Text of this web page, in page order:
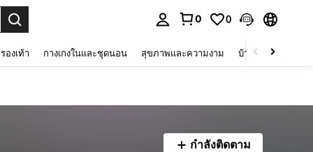
0 0
รองเท้า กางเกงในและชุดนอน สุขภาพและความงาม บ้านและที่อยู่อาศัย
กำลังติดตาม